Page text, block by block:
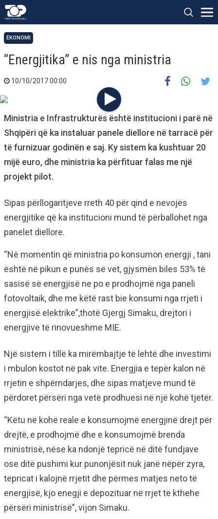
EKONOMI
“Energjitika” e nis nga ministria
10/10/2017 00:00
Ministria e Infrastrukturës është institucioni i parë në
Shqipëri që ka instaluar panele diellore në tarracë për
të furnizuar godinën e saj. Ky sistem ka kushtuar 20
mijë euro, dhe ministria ka përfituar falas me një
projekt pilot.
Sipas përllogaritjeve rreth 40 për qind e nevojës
energjitike që ka institucioni mund të përballohet nga
panelet diellore.
“Në momentin që ministria po konsumon energji , tani
është në pikun e punës së vet, gjysmën biles 53% të
sasisë së energjisë ne po e prodhojmë nga paneli
fotovoltaik, dhe me këtë rast bie konsumi nga rrjeti i
energjisë elektrike”,thotë Gjergj Simaku, drejtori i
energjive të rinovueshme MIE.
Një sistem i tillë ka mirëmbajtje të lehtë dhe investimi
i mbulon kostot në pak vite. Energjia e tepër kalon në
rrjetin e shpërndarjes, dhe sipas matjeve mund të
përdoret përsëri nga vetë prodhuesi në një kohë tjetër.
“Këtu në kohë reale e konsumojmë energjinë drejt për
drejtë, e prodhojmë dhe e konsumojmë brenda
ministrisë, nëse ka ndonjë tepricë në ditë fundjave
ose ditë pushimi kur punonjësit nuk janë nëpër zyra,
tepricat i kalojnë rrjetit dhe përmes matjes neto të
energjisë, kjo enegji e depozituar në rrjet të kthehe
përsëri ministrisë”, vijon Simaku.